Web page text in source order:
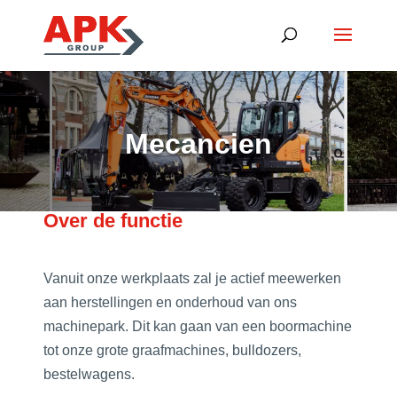
Mecancien
Over de functie
Vanuit onze werkplaats zal je actief meewerken
aan herstellingen en onderhoud van ons
machinepark. Dit kan gaan van een boormachine
tot onze grote graafmachines, bulldozers,
bestelwagens.